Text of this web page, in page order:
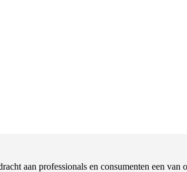
aan professionals en consumenten een